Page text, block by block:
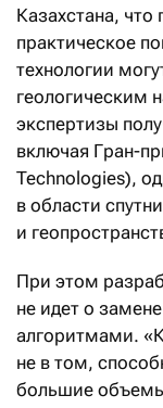
Казахстана,
практическое
технологии
геологическим
экспертизы
включая Гран-
Technologies),
в области
и
При этом
не идет о
алгоритмами.
не в том,
большие